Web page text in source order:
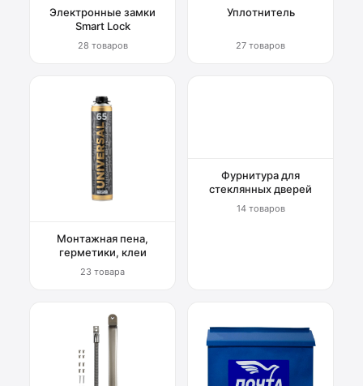
Электронные замки
Smart Lock
28 товаров
Уплотнитель
27 товаров
Монтажная пена,
герметики, клеи
23 товара
Фурнитура для
стеклянных дверей
14 товаров